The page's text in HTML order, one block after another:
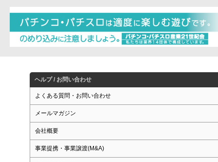
ヘルプ / お問い合わせ
よくある質問・お問い合わせ
メールマガジン
会社概要
事業提携・事業譲渡(M&A)